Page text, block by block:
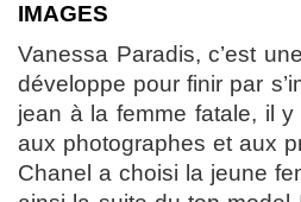
IMAGES
Vanessa Paradis, c’est
développe pour finir par
jean à la femme fatale, il
aux photographes et aux
Chanel a choisi la jeune